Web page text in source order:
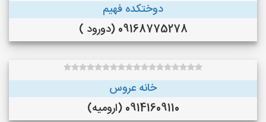
دوختکده فهیم
09168775278 (دورود )
خانه عروس
09141609110 (ارومیه)